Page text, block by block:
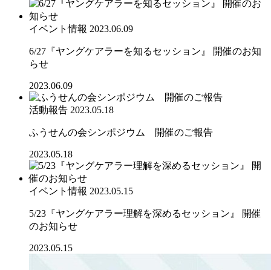
イベント情報 2023.06.09
6/27『ヤングケアラーを知るセッション』 開催のお知
らせ
2023.06.09
活動報告 2023.05.18
ふうせんの会シンポジウム 開催のご報告
2023.05.18
イベント情報 2023.05.15
5/23『ヤングケアラー理解を深めるセッション』 開催
のお知らせ
2023.05.15